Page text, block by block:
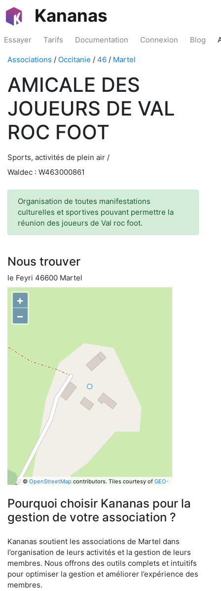
Kananas
Essayer Tarifs Documentation Connexion Blog
Associations / Occitanie / 46 / Martel
AMICALE DES
JOUEURS DE VAL
ROC FOOT
Sports, activités de plein air /
Waldec : W463000861
Organisation de toutes manifestations
culturelles et sportives pouvant permettre la
réunion des joueurs de Val roc foot.
Nous trouver
le Feyri 46600 Martel
+
−
© OpenStreetMapcontributors. Tiles courtesy of GEO-
Pourquoi choisir Kananas pour la
gestion de votre association ?
Kananas soutient les associations de Martel dans
l’organisation de leurs activités et la gestion de leurs
membres. Nous offrons des outils complets et intuitifs
pour optimiser la gestion et améliorer l’expérience des
membres.